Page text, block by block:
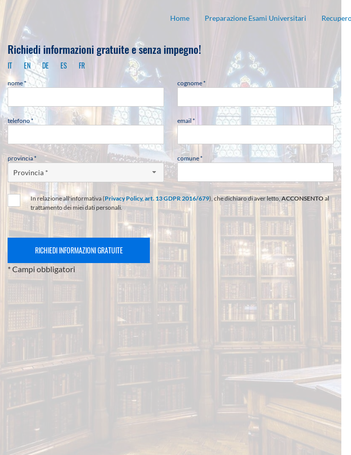
Home Preparazione Esami Universitari
Richiedi informazioni gratuite e senza impegno!
IT EN DE ES FR
nome * cognome *
telefono * email *
provincia *
Provincia *
comune *
In relazione all'informativa (Privacy Policy, art. 13 GDPR 2016/679), che dichiaro di aver letto, ACCONSENTOal
trattamento dei miei dati personali.
* Campi obbligatori